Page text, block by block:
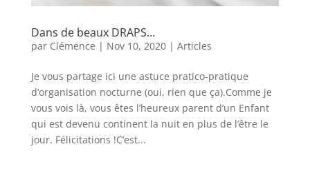
Dans de beaux DRAPS…
par Clémence | Nov 10, 2020| Articles
Je vous partage ici une astuce pratico-pratique
d’organisation nocturne (oui, rien que ça).Comme je
vous vois là, vous êtes l’heureux parent d’un Enfant
qui est devenu continent la nuit en plus de l’être le
jour. Félicitations !C’est...